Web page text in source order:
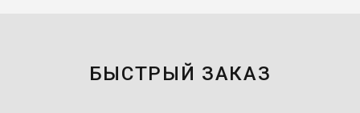
БЫСТРЫЙ ЗАКАЗ